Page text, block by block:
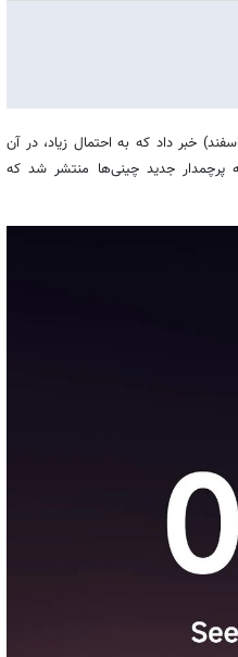
شیائومی با انتشار پستی در ایکس از برگزاری رویدادی در تاریخ ۲ مارس (۱۲ اسفند) خبر داد که به احتمال زیاد، در آن
منتسب‌ به پرچمدار جدید چینی‌ها منتشر شد که